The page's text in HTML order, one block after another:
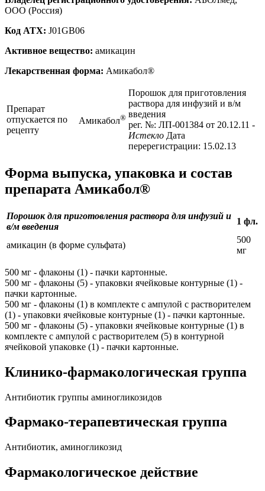
ООО (Россия)
Код ATX: J01GB06
Активное вещество: амикацин
Лекарственная форма: Амикабол®
Препарат
отпускается по
рецепту
Амикабол®
Порошок для приготовления
раствора для инфузий и в/м
введения
рег. №: ЛП-001384 от 20.12.11 -
Истекло Дата
перерегистрации: 15.02.13
Форма выпуска, упаковка и состав
препарата Амикабол®
Порошок для приготовления раствора для инфузий и
в/м введения
1 фл.
амикацин (в форме сульфата)
500
мг
500 мг - флаконы (1) - пачки картонные.
500 мг - флаконы (5) - упаковки ячейковые контурные (1) -
пачки картонные.
500 мг - флаконы (1) в комплекте с ампулой с растворителем
(1) - упаковки ячейковые контурные (1) - пачки картонные.
500 мг - флаконы (5) - упаковки ячейковые контурные (1) в
комплекте с ампулой с растворителем (5) в контурной
ячейковой упаковке (1) - пачки картонные.
Клинико-фармакологическая группа
Антибиотик группы аминогликозидов
Фармако-терапевтическая группа
Антибиотик, аминогликозид
Фармакологическое действие